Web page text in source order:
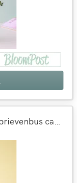
Hoerapakket - Droogbloemen | brievenbus cadeau | Origineel verjaardagcadeau per post bezorgd